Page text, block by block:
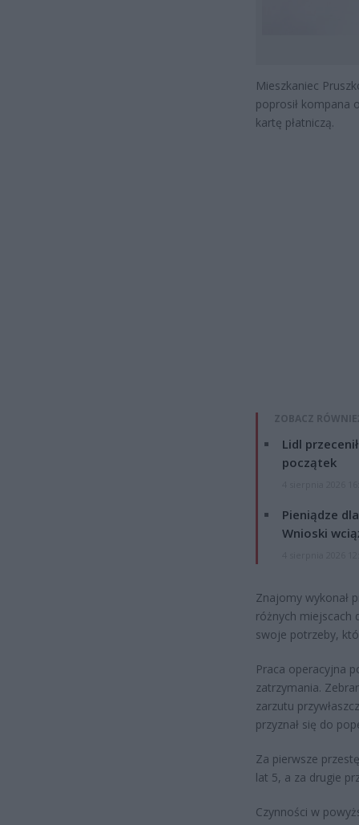
Mieszkaniec
poprosił kompana
kartę płatniczą.
ZOBACZ
Lidl
początek
Pieniądze
Wnioski
Znajomy wykonał
różnych miejscach
swoje potrzeby,
Praca operacyjna
zatrzymania.
zarzutu
przyznał się do
Za pierwsze
lat 5, a za drugie
Czynności w